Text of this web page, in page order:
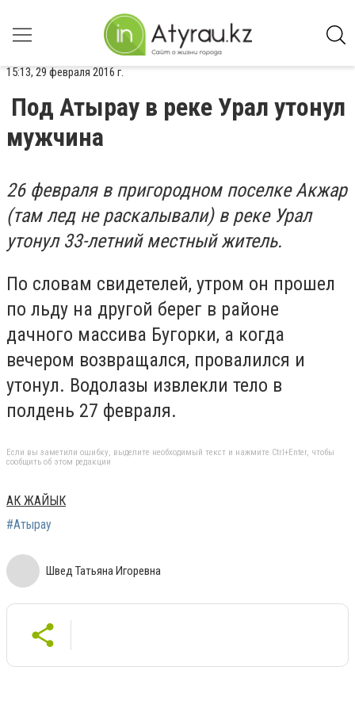
15:13, 29 февраля 2016 г.
Под Атырау в реке Урал утонул
мужчина
26 февраля в пригородном поселке Акжар
(там лед не раскалывали) в реке Урал
утонул 33-летний местный житель.
По словам свидетелей, утром он прошел
по льду на другой берег в районе
дачного массива Бугорки, а когда
вечером возвращался, провалился и
утонул. Водолазы извлекли тело в
полдень 27 февраля.
Если вы заметили ошибку, выделите необходимый текст и нажмите Ctrl+Enter, чтобы
сообщить об этом редакции
АК ЖАЙЫК
#Атырау
Швед Татьяна Игоревна